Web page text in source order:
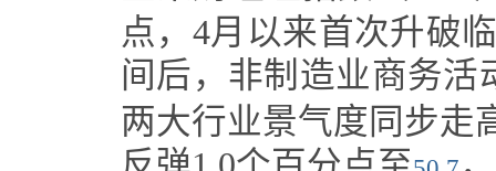
点，4月以来首次升破
间后，非制造业商务活
两大行业景气度同步走